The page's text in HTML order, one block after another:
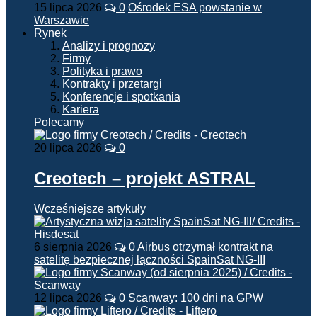
15 lipca 2026 0 Ośrodek ESA powstanie w
Warszawie
Rynek
Analizy i prognozy
Firmy
Polityka i prawo
Kontrakty i przetargi
Konferencje i spotkania
Kariera
Polecamy
20 lipca 2026 0
Creotech – projekt ASTRAL
Wcześniejsze artykuły
6 sierpnia 2026 0Airbus otrzymał kontrakt na
satelitę bezpiecznej łączności SpainSat NG-III
12 lipca 2026 0 Scanway: 100 dni na GPW